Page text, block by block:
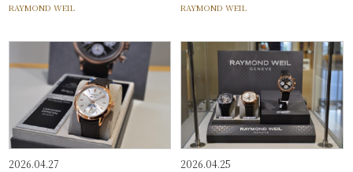
RAYMOND WEIL RAYMOND WEIL
2026.04.27
2026.04.25